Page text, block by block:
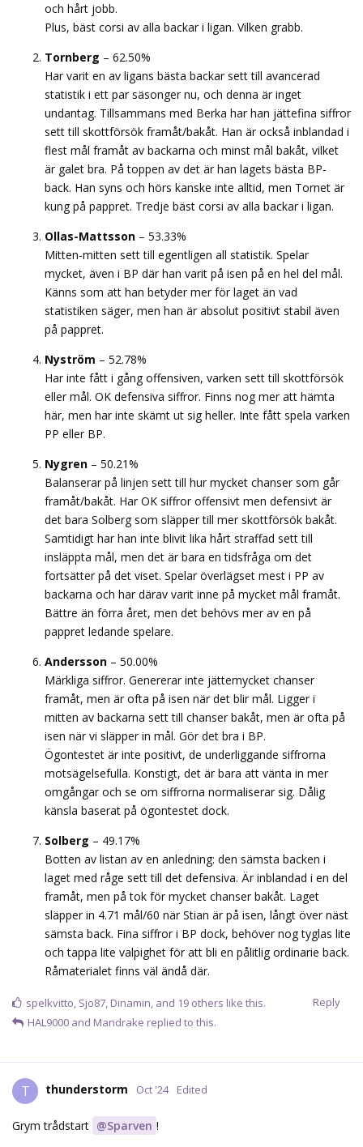
och hårt jobb.
Plus, bäst corsi av alla backar i ligan. Vilken grabb.
Tornberg – 62.50%
Har varit en av ligans bästa backar sett till avancerad
statistik i ett par säsonger nu, och denna är inget
undantag. Tillsammans med Berka har han jättefina siffror
sett till skottförsök framåt/bakåt. Han är också inblandad i
flest mål framåt av backarna och minst mål bakåt, vilket
är galet bra. På toppen av det är han lagets bästa BP-
back. Han syns och hörs kanske inte alltid, men Tornet är
kung på pappret. Tredje bäst corsi av alla backar i ligan.
Ollas-Mattsson – 53.33%
Mitten-mitten sett till egentligen all statistik. Spelar
mycket, även i BP där han varit på isen på en hel del mål.
Känns som att han betyder mer för laget än vad
statistiken säger, men han är absolut positivt stabil även
på pappret.
Nyström – 52.78%
Har inte fått i gång offensiven, varken sett till skottförsök
eller mål. OK defensiva siffror. Finns nog mer att hämta
här, men har inte skämt ut sig heller. Inte fått spela varken
PP eller BP.
Nygren – 50.21%
Balanserar på linjen sett till hur mycket chanser som går
framåt/bakåt. Har OK siffror offensivt men defensivt är
det bara Solberg som släpper till mer skottförsök bakåt.
Samtidigt har han inte blivit lika hårt straffad sett till
insläppta mål, men det är bara en tidsfråga om det
fortsätter på det viset. Spelar överlägset mest i PP av
backarna och har därav varit inne på mycket mål framåt.
Bättre än förra året, men det behövs mer av en på
pappret ledande spelare.
Andersson – 50.00%
Märkliga siffror. Genererar inte jättemycket chanser
framåt, men är ofta på isen när det blir mål. Ligger i
mitten av backarna sett till chanser bakåt, men är ofta på
isen när vi släpper in mål. Gör det bra i BP.
Ögontestet är inte positivt, de underliggande siffrorna
motsägelsefulla. Konstigt, det är bara att vänta in mer
omgångar och se om siffrorna normaliserar sig. Dålig
känsla baserat på ögontestet dock.
Solberg – 49.17%
Botten av listan av en anledning: den sämsta backen i
laget med råge sett till det defensiva. Är inblandad i en del
framåt, men på tok för mycket chanser bakåt. Laget
släpper in 4.71 mål/60 när Stian är på isen, långt över näst
sämsta back. Fina siffror i BP dock, behöver nog tyglas lite
och tappa lite valpighet för att bli en pålitlig ordinarie back.
Råmaterialet finns väl ändå där.
Reply
spelkvitto, Sjo87, Dinamin, and 19 others like this.
HAL9000 and Mandrake replied to this.
T thunderstorm Oct '24 Edited
Grym trådstart @Sparven !